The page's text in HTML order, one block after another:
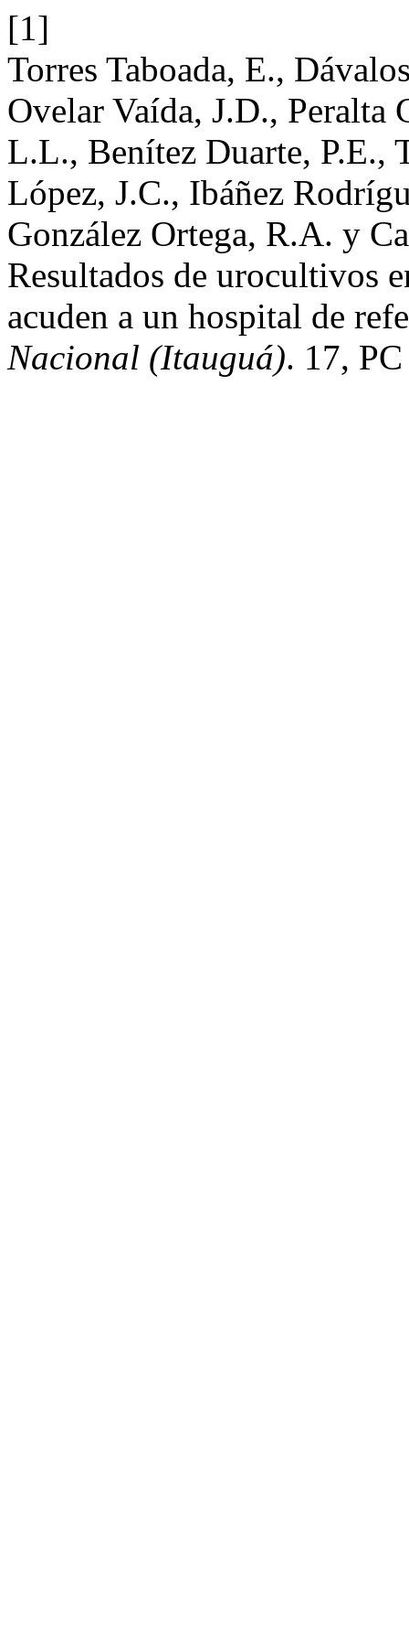
[1]
Torres Taboada, E.,
Ovelar Vaída, J.D., Peralta
L.L., Benítez Duarte, P.E.,
López, J.C., Ibáñez
González Ortega, R.A. y
Resultados de urocultivos
acuden a un hospital de
Nacional (Itauguá). 17,